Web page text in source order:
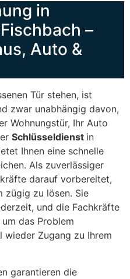
in
–
Auto &
Tür stehen, ist
zwar unabhängig davon,
Wohnungstür, Ihr Auto
Schlüsseldienst in
Ihnen eine schnelle
Als zuverlässiger
darauf vorbereitet,
zügig zu lösen. Sie
und die Fachkräfte
das Problem
wieder Zugang zu Ihrem
garantieren die